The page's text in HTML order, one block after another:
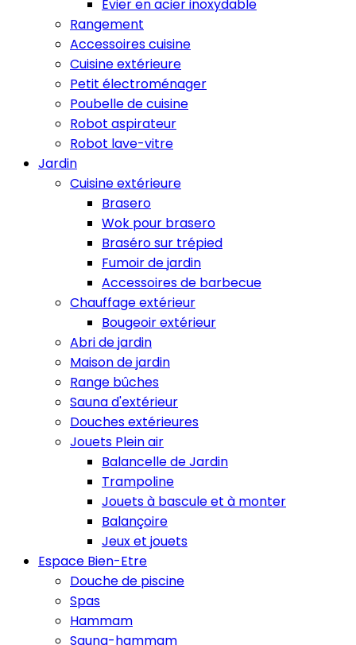
Evier en acier inoxydable
Rangement
Accessoires cuisine
Cuisine extérieure
Petit électroménager
Poubelle de cuisine
Robot aspirateur
Robot lave-vitre
Jardin
Cuisine extérieure
Brasero
Wok pour brasero
Braséro sur trépied
Fumoir de jardin
Accessoires de barbecue
Chauffage extérieur
Bougeoir extérieur
Abri de jardin
Maison de jardin
Range bûches
Sauna d'extérieur
Douches extérieures
Jouets Plein air
Balancelle de Jardin
Trampoline
Jouets à bascule et à monter
Balançoire
Jeux et jouets
Espace Bien-Etre
Douche de piscine
Spas
Hammam
Sauna-hammam